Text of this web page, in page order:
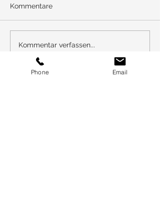
Kommentare
Kommentar verfassen...
Phone Email